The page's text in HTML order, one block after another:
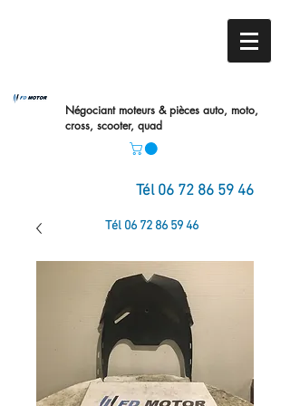
Négociant moteurs & pièces auto, moto,
cross, scooter, quad
Tél 06 72 86 59 46
Tél 06 72 86 59 46